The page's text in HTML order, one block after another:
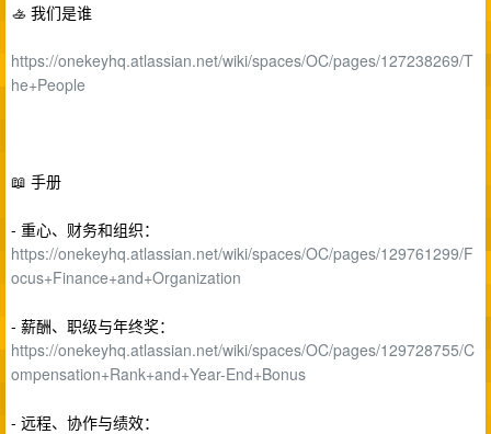
🚣 我们是谁
https://onekeyhq.atlassian.net/wiki/spaces/OC/pages/127238269/T
he+People
📖 手册
- 重心、财务和组织：
https://onekeyhq.atlassian.net/wiki/spaces/OC/pages/129761299/F
ocus+Finance+and+Organization
- 薪酬、职级与年终奖：
https://onekeyhq.atlassian.net/wiki/spaces/OC/pages/129728755/C
ompensation+Rank+and+Year-End+Bonus
- 远程、协作与绩效：